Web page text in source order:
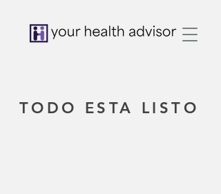
TODO ESTA LISTO